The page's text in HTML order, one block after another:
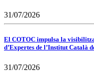
31/07/2026
El COTOC impulsa la
d’Expertes de l’Institut Català
31/07/2026